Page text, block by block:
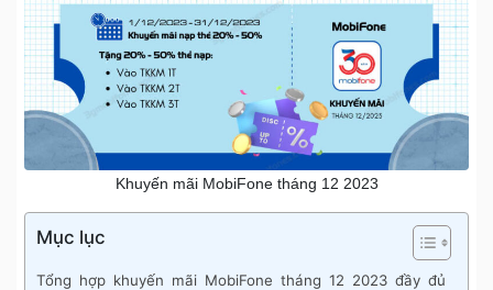
Khuyến mãi MobiFone tháng 12 2023
Mục lục
Tổng hợp khuyến mãi MobiFone tháng 12 2023 đầy đủ